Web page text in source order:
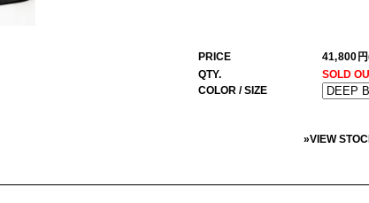
PRICE
41,800
QTY.
SOLD
COLOR / SIZE
»VIEW